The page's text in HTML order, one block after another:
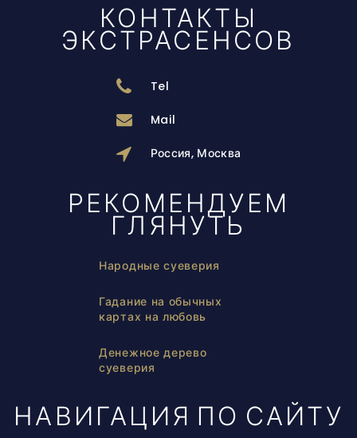
КОНТАКТЫ
ЭКСТРАСЕНСОВ
Tel
Mail
Россия, Москва
РЕКОМЕНДУЕМ
ГЛЯНУТЬ
Народные суеверия
Гадание на обычных
картах на любовь
Денежное дерево
суеверия
НАВИГАЦИЯ ПО САЙТУ